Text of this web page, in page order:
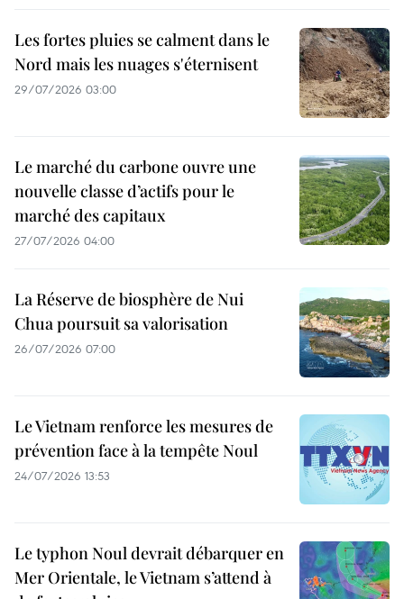
Les fortes pluies se calment dans le
Nord mais les nuages s'éternisent
29/07/2026 03:00
Le marché du carbone ouvre une
nouvelle classe d’actifs pour le
marché des capitaux
27/07/2026 04:00
La Réserve de biosphère de Nui
Chua poursuit sa valorisation
26/07/2026 07:00
Le Vietnam renforce les mesures de
prévention face à la tempête Noul
24/07/2026 13:53
Le typhon Noul devrait débarquer en
Mer Orientale, le Vietnam s’attend à